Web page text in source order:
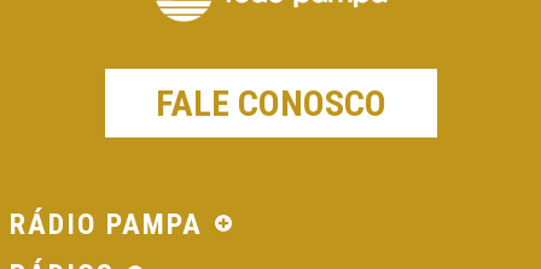
FALE CONOSCO
RÁDIO PAMPA